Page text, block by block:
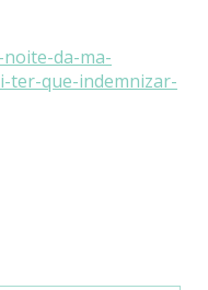
da-ma-
ter-que-indemnizar-